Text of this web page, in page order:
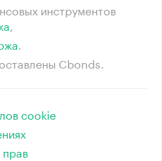
инструментов
⁠,
⁠.
Cbonds.
cookie